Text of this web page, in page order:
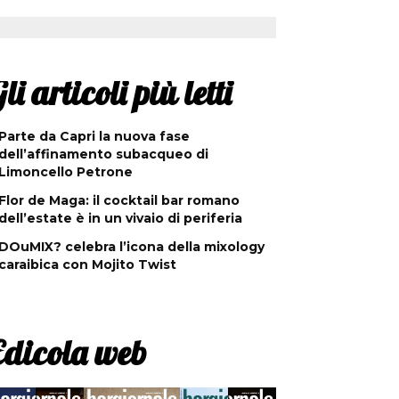
articoli più letti
da Capri la nuova fase
subacqueo di
Petrone
de Maga: il cocktail bar romano
è in un vivaio di periferia
celebra l’icona della mixology
con Mojito Twist
web